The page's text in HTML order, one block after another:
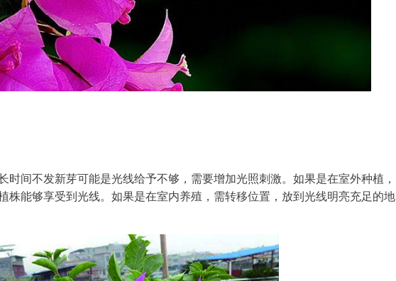
时间不发新芽可能是光线给予不够，需要增加光照刺激。如果是在室外种植，
株能够享受到光线。如果是在室内养殖，需转移位置，放到光线明亮充足的地